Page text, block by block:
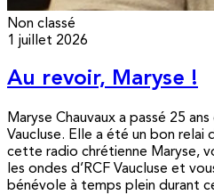
Non classé
1 juillet 2026
Au revoir, Maryse !
Maryse Chauvaux a passé 25
Vaucluse. Elle a été un bon relai
cette radio chrétienne Maryse,
les ondes d’RCF Vaucluse et
bénévole à temps plein durant